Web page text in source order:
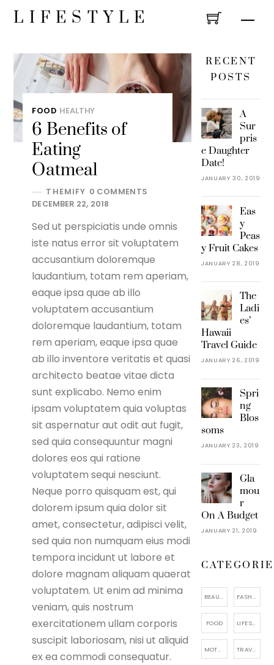
Skip
LIFESTYLE
FOOD HEALTHY
6 Benefits of
Eating
Oatmeal
THEMIFY 0 COMMENTS
DECEMBER 22, 2018
Sed ut perspiciatis unde omnis
iste natus error sit voluptatem
accusantium doloremque
laudantium, totam rem aperiam,
eaque ipsa quae ab illo
voluptatem accusantium
doloremque laudantium, totam
rem aperiam, eaque ipsa quae
ab illo inventore veritatis et quasi
architecto beatae vitae dicta
sunt explicabo. Nemo enim
ipsam voluptatem quia voluptas
sit aspernatur aut odit aut fugit,
sed quia consequuntur magni
dolores eos qui ratione
voluptatem sequi nesciunt.
Neque porro quisquam est, qui
dolorem ipsum quia dolor sit
amet, consectetur, adipisci velit,
sed quia non numquam eius modi
tempora incidunt ut labore et
dolore magnam aliquam quaerat
voluptatem. Ut enim ad minima
veniam, quis nostrum
exercitationem ullam corporis
suscipit laboriosam, nisi ut aliquid
ex ea commodi consequatur.
RECENT
POSTS
A
Sur
pris
e Daughter
Date!
JANUARY 30, 2019
Eas
y
Peas
y Fruit Cakes
JANUARY 28, 2019
The
Ladi
es’
Hawaii
Travel Guide
JANUARY 26, 2019
Spri
ng
Blos
soms
JANUARY 23, 2019
Gla
mou
r
On A Budget
JANUARY 21, 2019
BEAUTY FASHION
FOOD LIFESTYLE
MOTHERHOOD TRAVEL